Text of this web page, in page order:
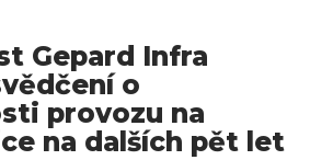
Gepard Infra
o
provozu na
na dalších pět let